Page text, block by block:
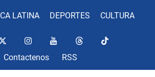
LATINA DEPORTES CULTURA
Contactenos RSS